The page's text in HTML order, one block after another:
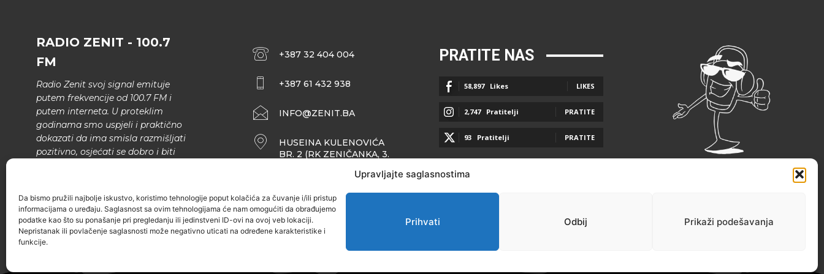
Upravljajte saglasnostima
Da bismo pružili najbolje iskustvo, koristimo tehnologije poput kolačića za čuvanje i/ili pristup
informacijama o uređaju. Saglasnost sa ovim tehnologijama će nam omogućiti da obrađujemo
podatke kao što su ponašanje pri pregledanju ili jedinstveni ID-ovi na ovoj veb lokaciji.
Nepristanak ili povlačenje saglasnosti može negativno uticati na određene karakteristike i
funkcije.
Prihvati Odbij Prikaži podešavanja
RADIO ZENIT - 100.7
FM
Radio Zenit svoj signal emituje
putem frekvencije od 100.7 FM i
putem interneta. U proteklim
godinama smo uspjeli i praktično
dokazati da ima smisla razmišljati
pozitivno, osjećati se dobro i biti
narodne muzike..
+387 32 404 004
+387 61 432 938
INFO@ZENIT.BA
HUSEINA KULENOVIĆA
BR. 2 (RK ZENIČANKA, 3.
PRATITE NAS
58,897 Likes LIKES
2,747 Pratitelji PRATITE
93 Pratitelji PRATITE